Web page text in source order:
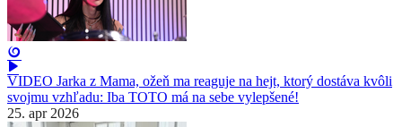
VIDEO Jarka z Mama, ožeň ma reaguje na hejt, ktorý dostáva kvôli
svojmu vzhľadu: Iba TOTO má na sebe vylepšené!
25. apr 2026